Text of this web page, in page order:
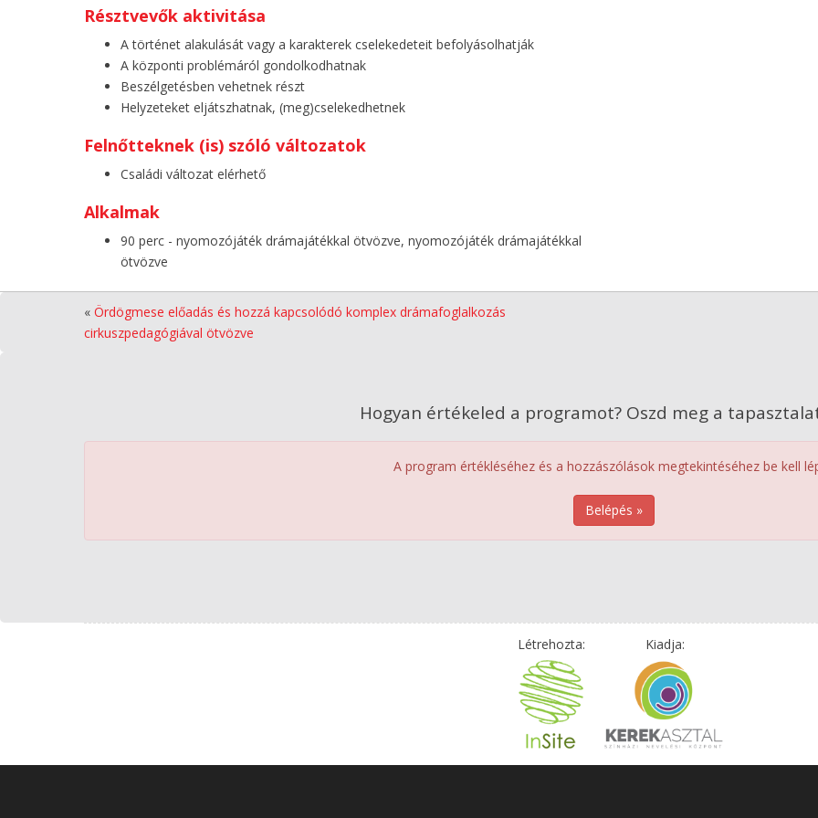
Résztvevők aktivitása
A történet alakulását vagy a karakterek cselekedeteit befolyásolhatják
A központi problémáról gondolkodhatnak
Beszélgetésben vehetnek részt
Helyzeteket eljátszhatnak, (meg)cselekedhetnek
Felnőtteknek (is) szóló változatok
Családi változat elérhető
Alkalmak
90 perc - nyomozójáték drámajátékkal ötvözve, nyomozójáték drámajátékkal
ötvözve
« Ördögmese előadás és hozzá kapcsolódó komplex drámafoglalkozás
cirkuszpedagógiával ötvözve
Hogyan értékeled a programot? Oszd meg a
A program értékléséhez és a hozzászólások megtekintéséhez be kell
Belépés »
Létrehozta: Kiadja: